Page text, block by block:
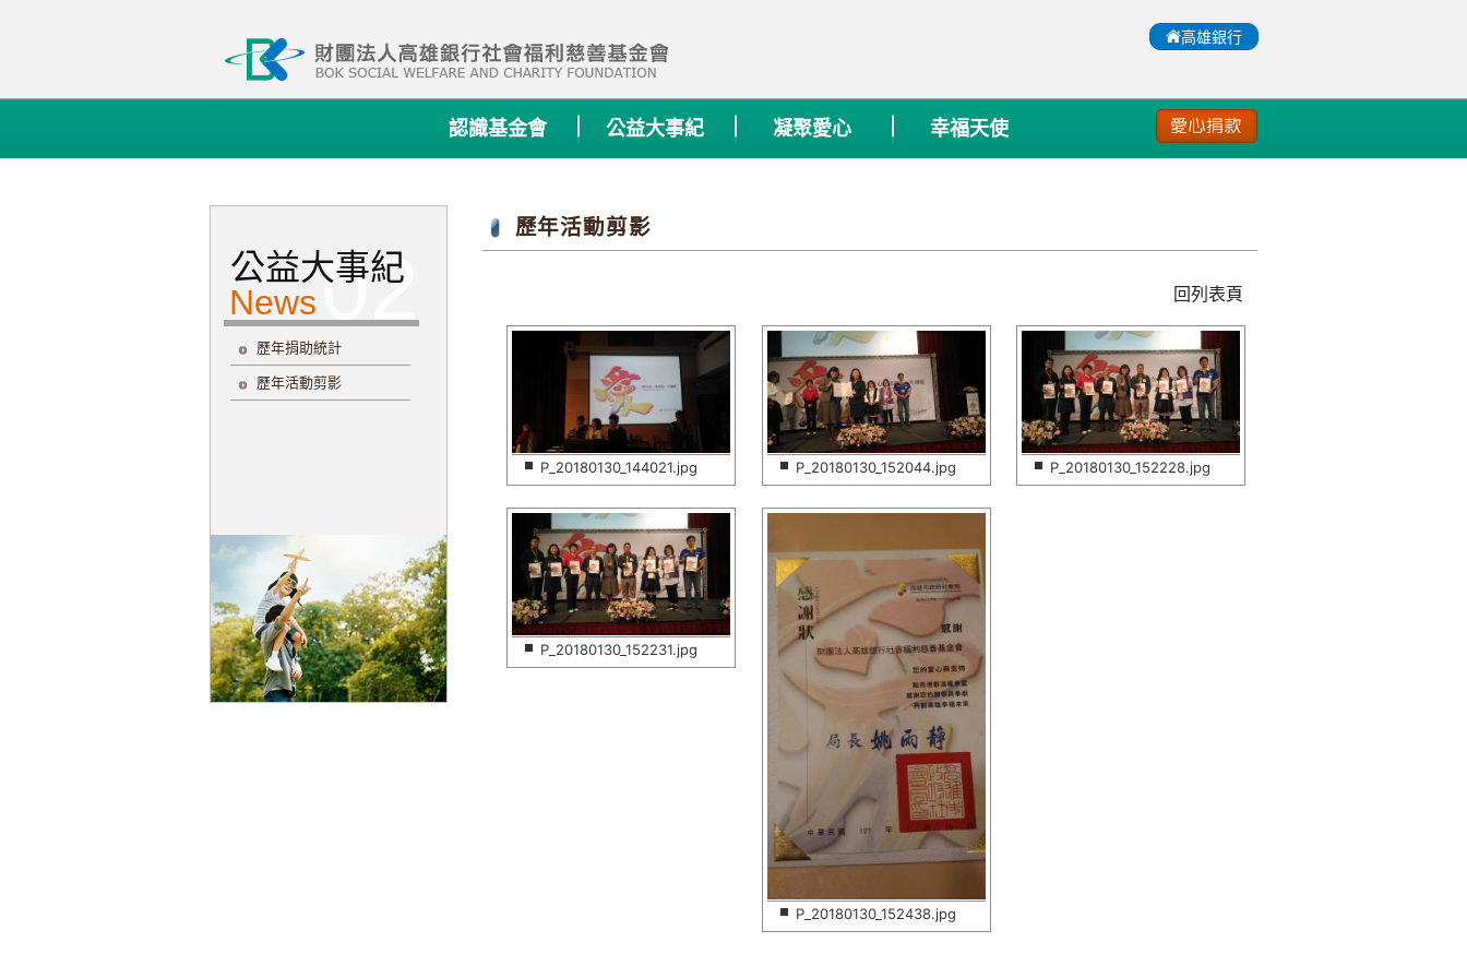
:::
高雄銀行
認識基金會 公益大事紀 凝聚愛心 幸福天使
公益大事紀
歷年捐助統計
歷年活動剪影
歷年活動剪影
回列表頁
P_20180130_144021.jpg P_20180130_152044.jpg P_20180130_152228.jpg
P_20180130_152231.jpg
P_20180130_152438.jpg